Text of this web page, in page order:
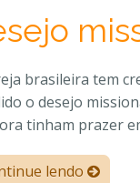
brasileira tem
o desejo
tinham prazer
lendo